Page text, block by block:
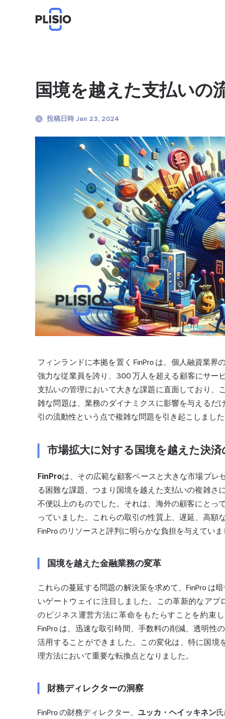
国境を越えた支払いの
投稿日時 Jan 23, 2024
フィンランドに本拠を置く FinPro は、個人融資業
強力な従業員を誇り、300 万人を超える顧客にサー
支払いの管理において大きな課題に直面しており、
雑な問題は、業務のダイナミクスに影響を与えるだ
引の流動性という点で複雑な問題を引き起こしました
市場拡大に対する国境を越えた決
FinProは、その広範な顧客ベースと大きな市場プレ
る困難な課題、つまり国境を越えた支払いの複雑さ
不便以上のものでした。それは、海外の顧客にとっ
っていました。これらの取引の性質上、遅延、高額
FinPro のリソースと評判に明らかな負担を与えていま
国境を越えた金融業務の変革
これらの蔓延する問題の解決策を求めて、FinPro は
いゲートウェイに注目しました。この革新的なアプ
のビジネス運営方法に革命をもたらすことを約束
FinPro は、迅速な取引時間、手数料の削減、透明性
活用することができました。この変化は、特に国境
理方法において重要な転換点となりました。
財務ディレクターの洞察
FinPro の財務ディレクター、 ユッカ・ヘイッキネン